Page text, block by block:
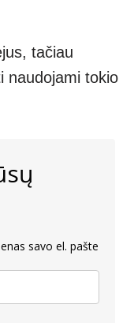
tačiau
naudojami tokio
savo el. pašte